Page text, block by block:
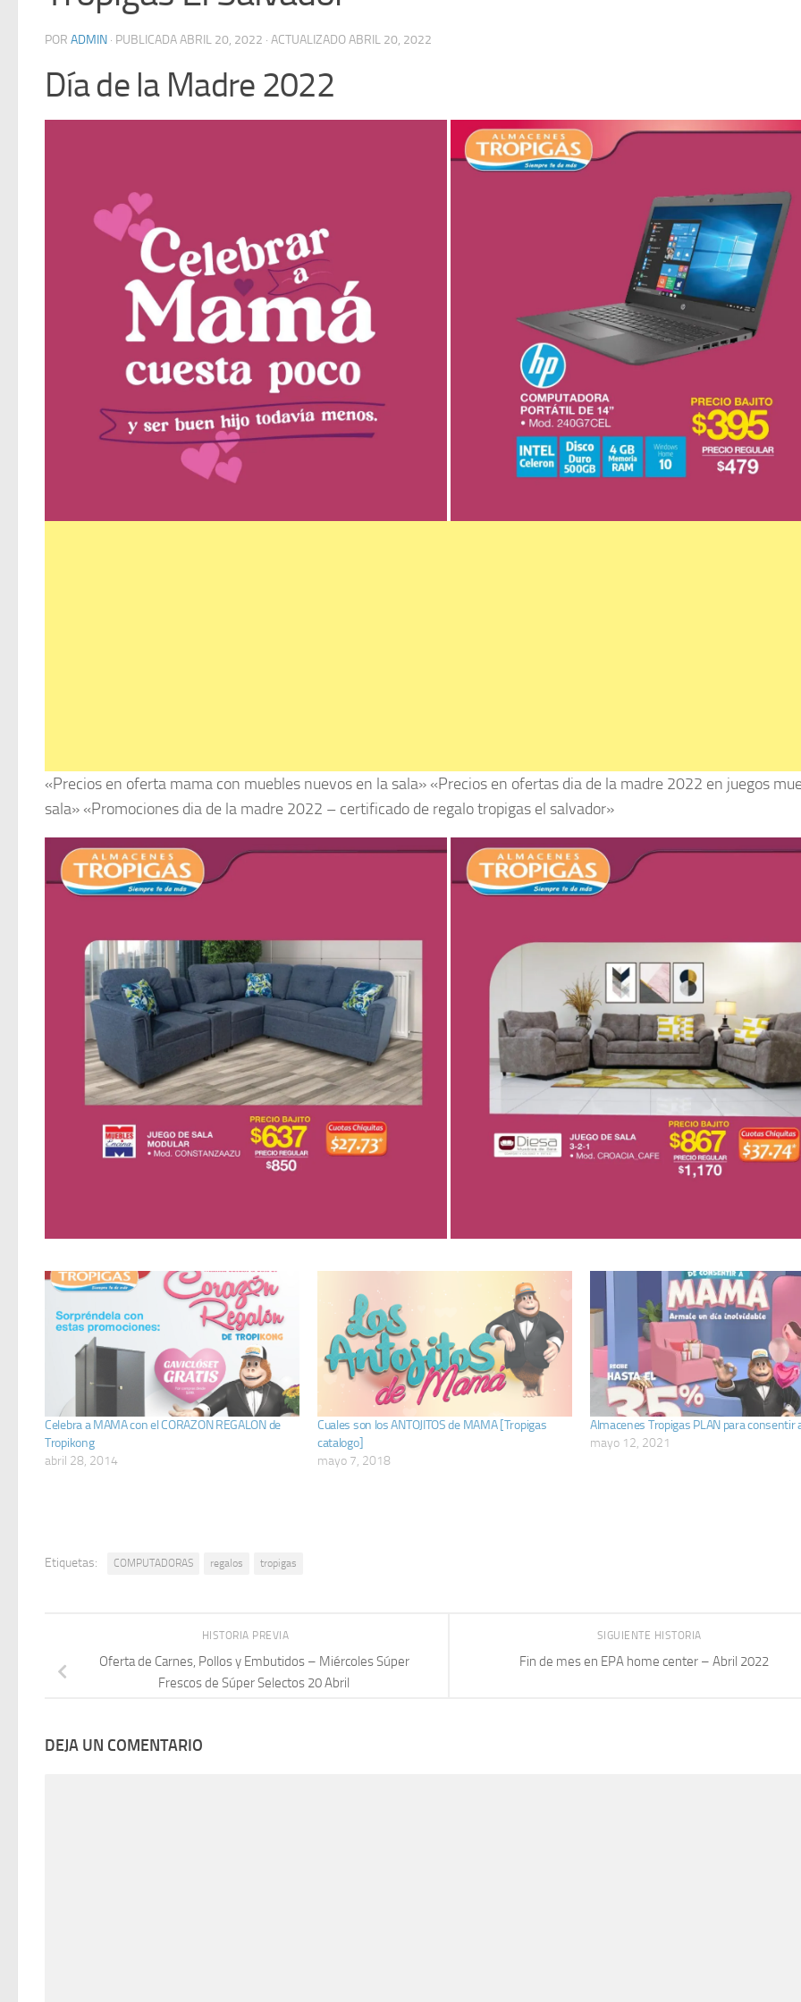
POR ADMIN · PUBLICADAABRIL 20, 2022 · ACTUALIZADOABRIL 20, 2022
Día de la Madre 2022
«Precios en oferta mama con muebles nuevos en la sala» «Precios en ofertas dia de la madre 2022 en juegos
sala» «Promociones dia de la madre 2022 – certificado de regalo tropigas el salvador»
Celebra a MAMA con el CORAZON REGALON de
Tropikong
abril 28, 2014
Cuales son los ANTOJITOS de MAMA [Tropigas
catalogo]
mayo 7, 2018
Almacenes Tropigas PLAN para consentir
mayo 12, 2021
Etiquetas: COMPUTADORAS regalos tropigas
SIGUIENTE HISTORIA
Fin de mes en EPA home center – Abril 2022
HISTORIA PREVIA
Oferta de Carnes, Pollos y Embutidos – Miércoles Súper
Frescos de Súper Selectos 20 Abril
DEJA UN COMENTARIO